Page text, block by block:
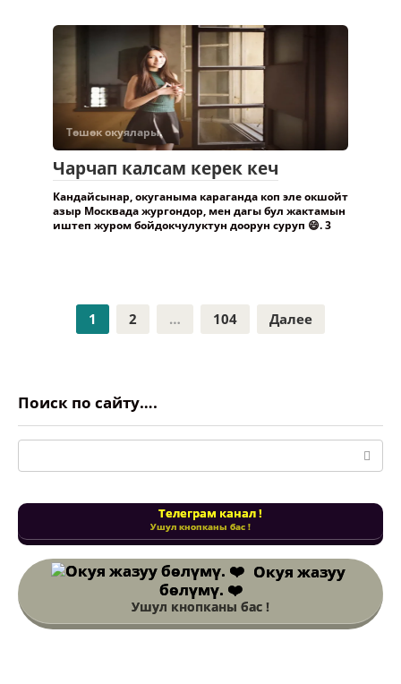
Төшөк окуялары.
Чарчап калсам керек кеч
Кандайсынар, окуганыма караганда коп эле окшойт
азыр Москвада жургондор, мен дагы бул жактамын
иштеп журом бойдокчулуктун доорун суруп 😄. 3
Пагинация
1 2 … 104 Далее
Поиск по сайту….
Поиск:
Телеграм канал !
Ушул кнопканы бас !
Окуя жазуу
бөлүмү. ❤️
Ушул кнопканы бас !